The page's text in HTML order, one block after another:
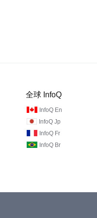
全球 InfoQ
InfoQ En
InfoQ Jp
InfoQ Fr
InfoQ Br